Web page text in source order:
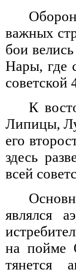
важных
бои
Нары, где
советской
К
Липицы,
его
здесь
всей
являлся
на пойме
тянется